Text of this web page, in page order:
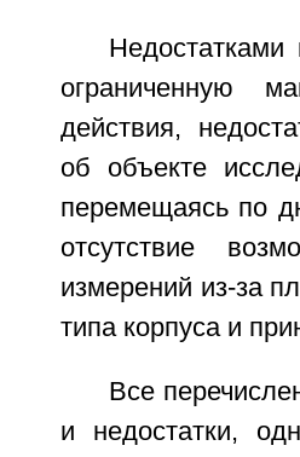
Недостатками
ограниченную
действия,
об объекте
перемещаясь по
отсутствие
измерений из-за
типа корпуса и
Все
и недостатки,